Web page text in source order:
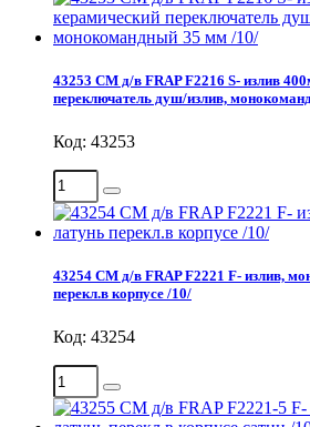
43253 СМ д/в FRAP F2216 S- излив
переключатель душ/излив,
Код: 43253
43254 СМ д/в FRAP F2221 F- излив,
перекл.в корпусе /10/
Код: 43254